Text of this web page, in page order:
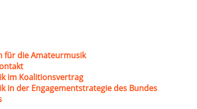
für die Amateurmusik
im Koalitionsvertrag
in der Engagementstrategie des Bundes